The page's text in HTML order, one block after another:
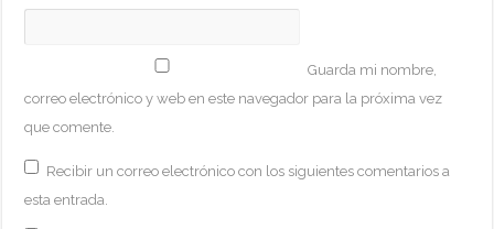
Guarda mi nombre,
correo electrónico y web en este navegador para la próxima vez
que comente.
Recibir un correo electrónico con los siguientes comentarios a
esta entrada.